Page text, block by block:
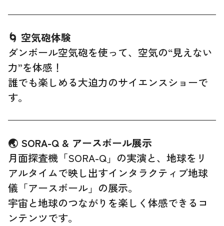
🌀 空気砲体験
ダンボール空気砲を使って、空気の“見えない
力”を体感！
誰でも楽しめる大迫力のサイエンスショーで
す。
🌏 SORA-Q & アースボール展示
月面探査機「SORA-Q」の実演と、地球をリ
アルタイムで映し出すインタラクティブ地球
儀「アースボール」の展示。
宇宙と地球のつながりを楽しく体感できるコ
ンテンツです。